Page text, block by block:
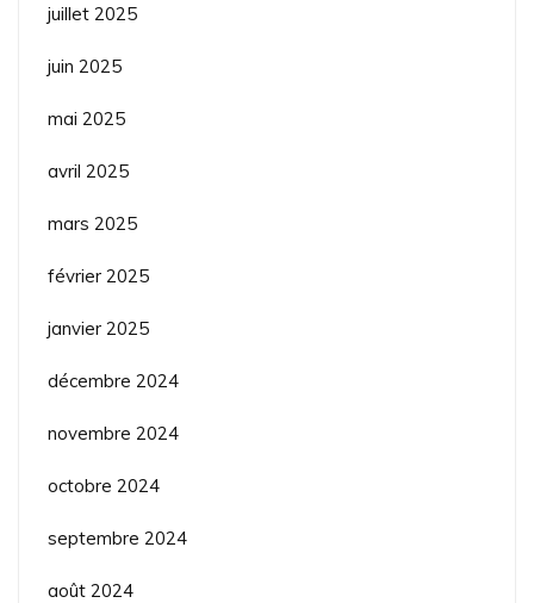
juillet 2025
juin 2025
mai 2025
avril 2025
mars 2025
février 2025
janvier 2025
décembre 2024
novembre 2024
octobre 2024
septembre 2024
août 2024